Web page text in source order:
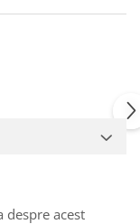
despre acest